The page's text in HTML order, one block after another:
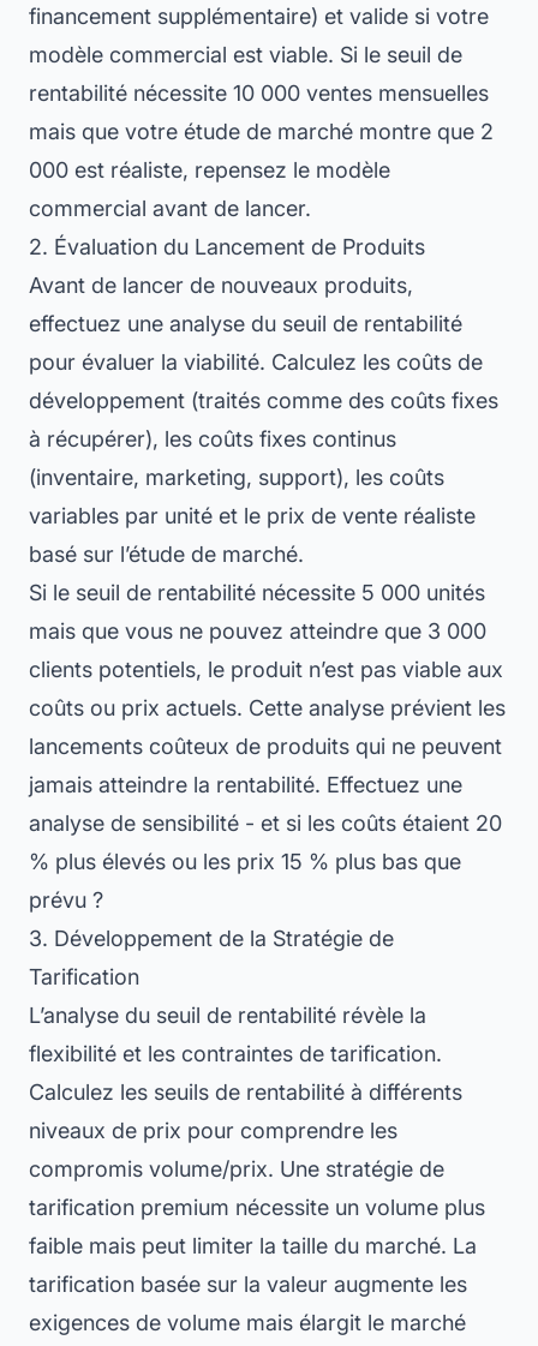
financement supplémentaire) et valide si votre
modèle commercial est viable. Si le seuil de
rentabilité nécessite 10 000 ventes mensuelles
mais que votre étude de marché montre que 2
000 est réaliste, repensez le modèle
commercial avant de lancer.
2. Évaluation du Lancement de Produits
Avant de lancer de nouveaux produits,
effectuez une analyse du seuil de rentabilité
pour évaluer la viabilité. Calculez les coûts de
développement (traités comme des coûts fixes
à récupérer), les coûts fixes continus
(inventaire, marketing, support), les coûts
variables par unité et le prix de vente réaliste
basé sur l’étude de marché.
Si le seuil de rentabilité nécessite 5 000 unités
mais que vous ne pouvez atteindre que 3 000
clients potentiels, le produit n’est pas viable aux
coûts ou prix actuels. Cette analyse prévient les
lancements coûteux de produits qui ne peuvent
jamais atteindre la rentabilité. Effectuez une
analyse de sensibilité - et si les coûts étaient 20
% plus élevés ou les prix 15 % plus bas que
prévu ?
3. Développement de la Stratégie de
Tarification
L’analyse du seuil de rentabilité révèle la
flexibilité et les contraintes de tarification.
Calculez les seuils de rentabilité à différents
niveaux de prix pour comprendre les
compromis volume/prix. Une stratégie de
tarification premium nécessite un volume plus
faible mais peut limiter la taille du marché. La
tarification basée sur la valeur augmente les
exigences de volume mais élargit le marché